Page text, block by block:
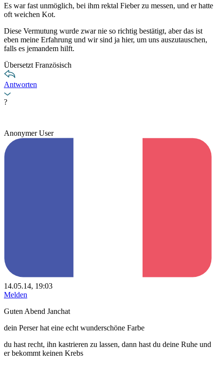
Es war fast unmöglich, bei ihm rektal Fieber zu messen, und er hatte
oft weichen Kot.
Diese Vermutung wurde zwar nie so richtig bestätigt, aber das ist
eben meine Erfahrung und wir sind ja hier, um uns auszutauschen,
falls es jemandem hilft.
Übersetzt Französisch
Antworten
?
Anonymer User
14.05.14, 19:03
Melden
Guten Abend Janchat
dein Perser hat eine echt wunderschöne Farbe
du hast recht, ihn kastrieren zu lassen, dann hast du deine Ruhe und
er bekommt keinen Krebs